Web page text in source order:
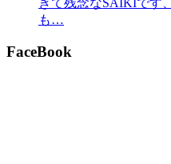
も…
FaceBook